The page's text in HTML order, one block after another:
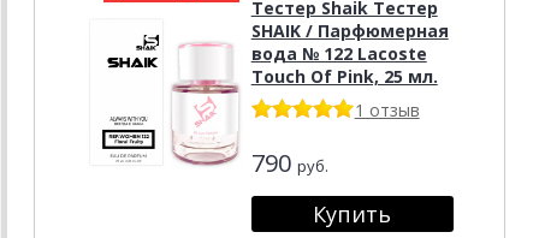
Тестер Shaik Тестер
SHAIK / Парфюмерная
вода № 122 Lacoste
Touch Of Pink, 25 мл.
1 отзыв
790 руб.